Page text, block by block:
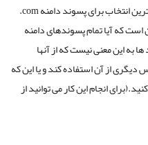
همان طور که در قسمت قبلی گفته شد بهترین انتخاب برای پسوند دامنه com.
است که آیا تمام پسوندهای دامنه
به این معنی نیست که از آنها
دیگری از آن استفاده کند و یا این که
انجام این کار می توانید از